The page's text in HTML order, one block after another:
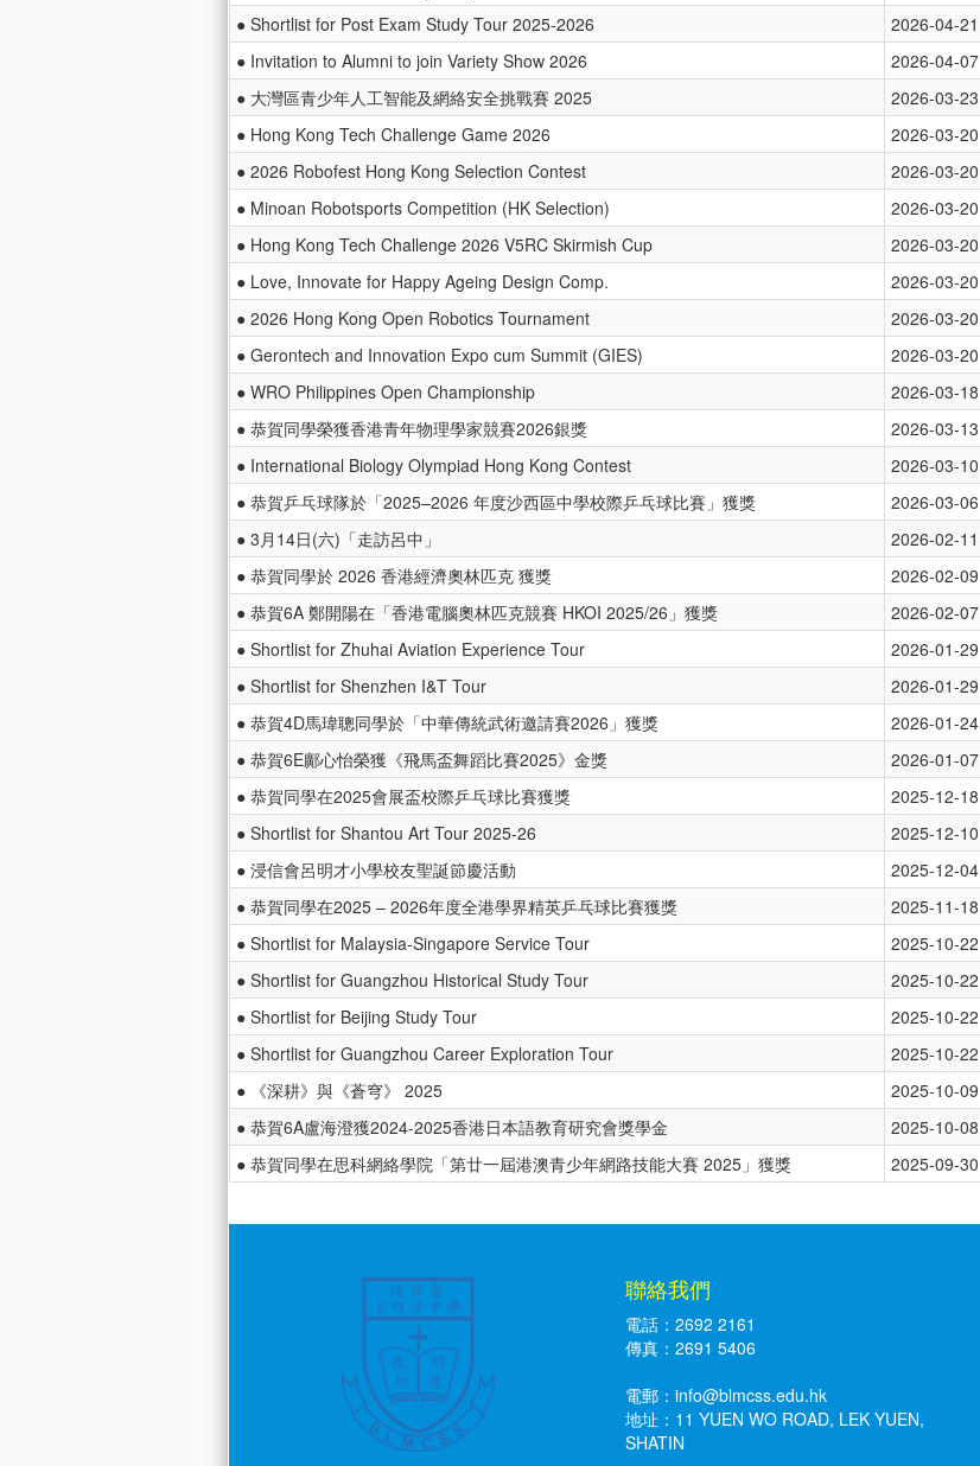
● Shortlist for Post Exam Study Tour 2025-2026
2026-04-21
● Invitation to Alumni to join Variety Show 2026
2026-04-07
● 大灣區青少年人工智能及網絡安全挑戰賽 2025
2026-03-23
● Hong Kong Tech Challenge Game 2026
2026-03-20
● 2026 Robofest Hong Kong Selection Contest
2026-03-20
● Minoan Robotsports Competition (HK Selection)
2026-03-20
● Hong Kong Tech Challenge 2026 V5RC Skirmish Cup
2026-03-20
● Love, Innovate for Happy Ageing Design Comp.
2026-03-20
● 2026 Hong Kong Open Robotics Tournament
2026-03-20
● Gerontech and Innovation Expo cum Summit (GIES)
2026-03-20
● WRO Philippines Open Championship
2026-03-18
● 恭賀同學榮獲香港青年物理學家競賽2026銀獎
2026-03-13
● International Biology Olympiad Hong Kong Contest
2026-03-10
● 恭賀乒乓球隊於「2025–2026 年度沙西區中學校際乒乓球比賽」獲獎
2026-03-06
● 3月14日(六)「走訪呂中」
2026-02-11
● 恭賀同學於 2026 香港經濟奧林匹克 獲獎
2026-02-09
● 恭賀6A 鄭開陽在「香港電腦奧林匹克競賽 HKOI 2025/26」獲獎
2026-02-07
● Shortlist for Zhuhai Aviation Experience Tour
2026-01-29
● Shortlist for Shenzhen I&T Tour
2026-01-29
● 恭賀4D馬瑋聰同學於「中華傳統武術邀請賽2026」獲獎
2026-01-24
● 恭賀6E鄺心怡榮獲《飛馬盃舞蹈比賽2025》金獎
2026-01-07
● 恭賀同學在2025會展盃校際乒乓球比賽獲獎
2025-12-18
● Shortlist for Shantou Art Tour 2025-26
2025-12-10
● 浸信會呂明才小學校友聖誕節慶活動
2025-12-04
● 恭賀同學在2025 – 2026年度全港學界精英乒乓球比賽獲獎
2025-11-18
● Shortlist for Malaysia-Singapore Service Tour
2025-10-22
● Shortlist for Guangzhou Historical Study Tour
2025-10-22
● Shortlist for Beijing Study Tour
2025-10-22
● Shortlist for Guangzhou Career Exploration Tour
2025-10-22
● 《深耕》與《蒼穹》 2025
2025-10-09
● 恭賀6A盧海澄獲2024-2025香港日本語教育研究會獎學金
2025-10-08
● 恭賀同學在思科網絡學院「第廿一屆港澳青少年網路技能大賽 2025」獲獎
2025-09-30
聯絡我們
電話：2692 2161
傳真：2691 5406
電郵：info@blmcss.edu.hk
地址：11 YUEN WO ROAD, LEK YUEN,
SHATIN